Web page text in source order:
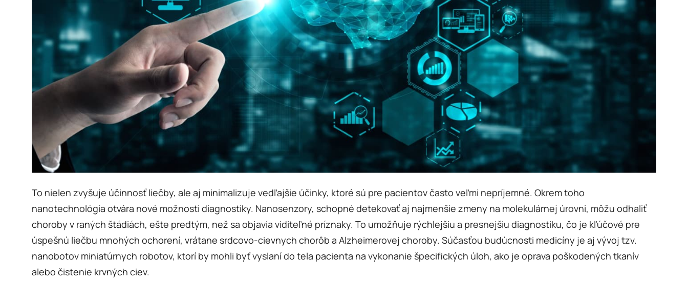
To nielen zvyšuje účinnosť liečby, ale aj minimalizuje vedľajšie účinky, ktoré sú pre pacientov často veľmi nepríjemné. Okrem toho
nanotechnológia otvára nové možnosti diagnostiky. Nanosenzory, schopné detekovať aj najmenšie zmeny na molekulárnej úrovni, môžu odhaliť
choroby v raných štádiách, ešte predtým, než sa objavia viditeľné príznaky. To umožňuje rýchlejšiu a presnejšiu diagnostiku, čo je kľúčové pre
úspešnú liečbu mnohých ochorení, vrátane srdcovo-cievnych chorôb a Alzheimerovej choroby. Súčasťou budúcnosti medicíny je aj vývoj tzv.
nanobotov miniatúrnych robotov, ktorí by mohli byť vyslaní do tela pacienta na vykonanie špecifických úloh, ako je oprava poškodených tkanív
alebo čistenie krvných ciev.